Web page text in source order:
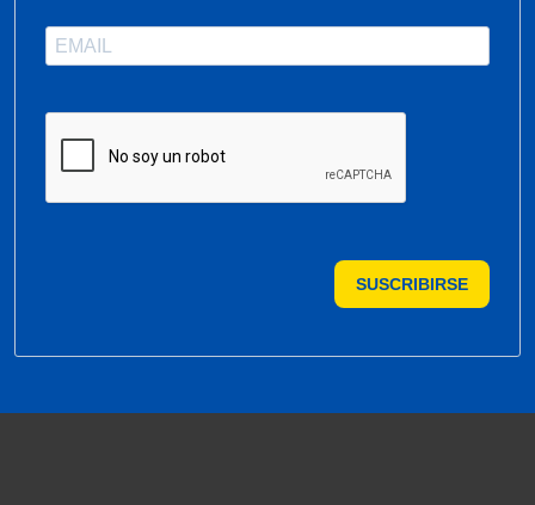
SUSCRIBIRSE